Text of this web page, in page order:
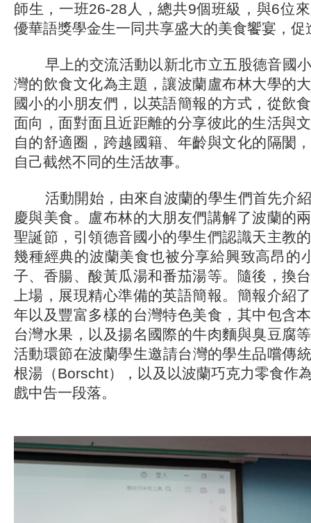
師生，一班26-28人，總共9個班級，與6位
優華語獎學金生一同共享盛大的美食饗宴，促
早上的交流活動以新北市立五股德音國小
灣的飲食文化為主題，讓波蘭盧布林大學的
國小的小朋友們，以英語簡報的方式，從飲
面向，面對面且近距離的分享彼此的生活與
自的舒適圈，跨越國籍、年齡與文化的隔閡
自己截然不同的生活故事。
活動開始，由來自波蘭的學生們首先介紹
慶與美食。盧布林的大朋友們講解了波蘭的
聖誕節，引領德音國小的學生們認識天主教
幾種經典的波蘭美食也被分享給興致高昂的
子、香腸、酸黃瓜湯和番茄湯等。隨後，換
上場，展現精心準備的英語簡報。簡報介紹
年以及豐富多樣的台灣特色美食，其中包含
台灣水果，以及揚名國際的牛肉麵與臭豆腐
活動環節在波蘭學生邀請台灣的學生品嚐
根湯（Borscht），以及以波蘭巧克力零食作
戲中告一段落。